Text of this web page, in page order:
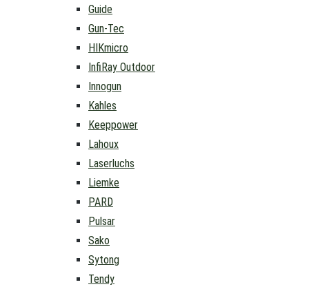
Guide
Gun-Tec
HIKmicro
InfiRay Outdoor
Innogun
Kahles
Keeppower
Lahoux
Laserluchs
Liemke
PARD
Pulsar
Sako
Sytong
Tendy